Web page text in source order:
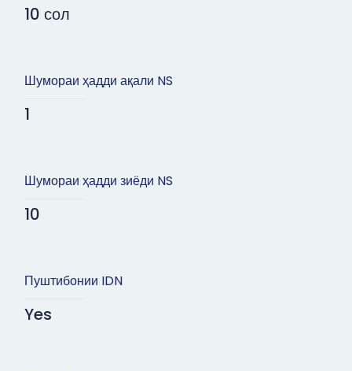
10 сол
Шумораи ҳадди ақали NS
1
Шумораи ҳадди зиёди NS
10
Пуштибонии IDN
Yes